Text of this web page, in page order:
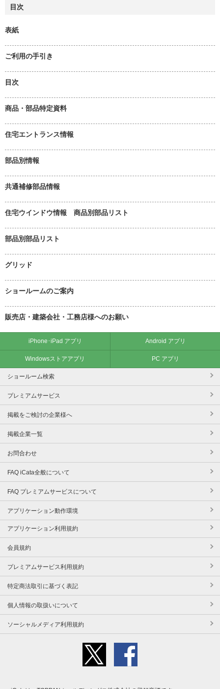
目次
表紙
ご利用の手引き
目次
商品・部品特定資料
住宅エントランス情報
部品別情報
共通補修部品情報
住宅ウインドウ情報 商品別部品リスト
部品別部品リスト
グリッド
ショールームのご案内
販売店・建築会社・工務店様へのお願い
iPhone･iPad アプリ Android アプリ
Windowsストアアプリ PC アプリ
ショールーム検索
プレミアムサービス
掲載をご検討の企業様へ
掲載企業一覧
お問合わせ
FAQ iCata全般について
FAQ プレミアムサービスについて
アプリケーション動作環境
アプリケーション利用規約
会員規約
プレミアムサービス利用規約
特定商法取引に基づく表記
個人情報の取扱いについて
ソーシャルメディア利用規約